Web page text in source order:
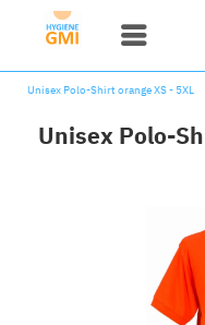
Unisex Polo-Shirt orange XS - 5XL
Unisex Polo-